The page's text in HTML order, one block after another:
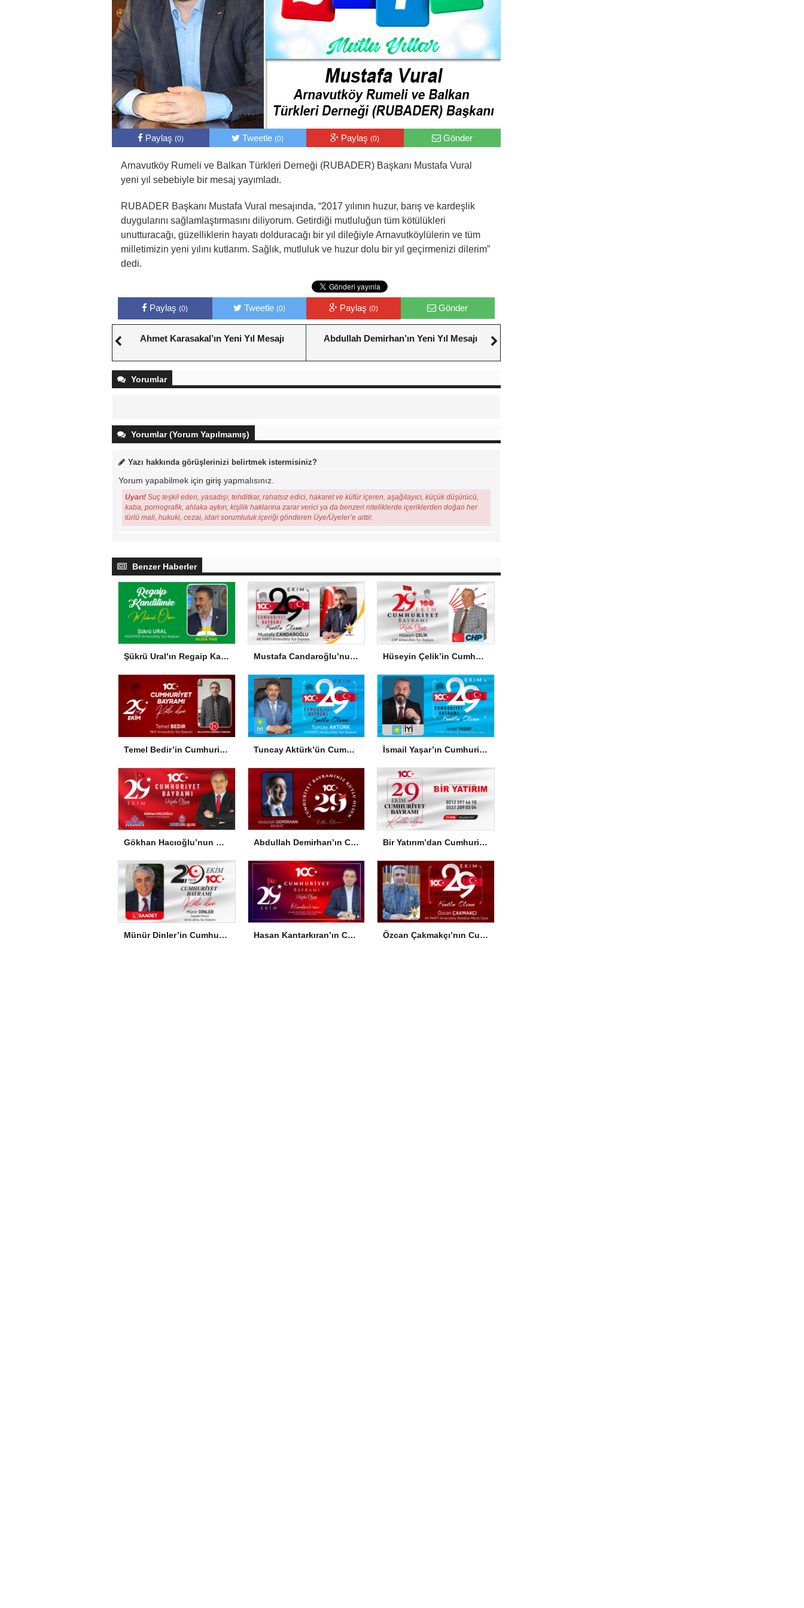
Paylaş (0) Tweetle(0) Paylaş(0) Gönder
Arnavutköy Rumeli ve Balkan Türkleri Derneği (RUBADER) Başkanı Mustafa Vural
yeni yıl sebebiyle bir mesaj yayımladı.
RUBADER Başkanı Mustafa Vural mesajında, “2017 yılının huzur, barış ve kardeşlik
duygularını sağlamlaştırmasını diliyorum. Getirdiği mutluluğun tüm kötülükleri
unutturacağı, güzelliklerin hayatı dolduracağı bir yıl dileğiyle Arnavutköylülerin ve tüm
milletimizin yeni yılını kutlarım. Sağlık, mutluluk ve huzur dolu bir yıl geçirmenizi dilerim”
dedi.
Paylaş(0) Tweetle (0) Paylaş (0) Gönder
Ahmet Karasakal’ın Yeni Yıl Mesajı Abdullah Demirhan’ın Yeni Yıl Mesajı
Yorumlar
Yorumlar (Yorum Yapılmamış)
Yazı hakkında görüşlerinizi belirtmek istermisiniz?
Yorum yapabilmek için giriş yapmalısınız.
Uyarı! Suç teşkil eden, yasadışı, tehditkar, rahatsız edici, hakaret ve küfür içeren, aşağılayıcı, küçük düşürücü,
kaba, pornografik, ahlaka aykırı, kişilik haklarına zarar verici ya da benzeri niteliklerde içeriklerden doğan her
türlü mali, hukuki, cezai, idari sorumluluk içeriği gönderen Üye/Üyeler’e aittir.
Benzer Haberler
Şükrü Ural’ın Regaip Kandili Mesajı Mustafa Candaroğlu’nun Cumhuriyet Bayramı Mesajı Hüseyin Çelik’in Cumhuriyet Bayramı Mesajı
Temel Bedir’in Cumhuriyet Bayramı Mesajı Tuncay Aktürk’ün Cumhuriyet Bayramı Mesajı İsmail Yaşar’ın Cumhuriyet Bayramı Mesajı
Gökhan Hacıoğlu’nun Cumhuriyet Bayramı Mesajı Abdullah Demirhan’ın Cumhuriyet Bayramı Mesajı Bir Yatırım’dan Cumhuriyet Bayramı Mesajı
Münür Dinler’in Cumhuriyet Bayramı Mesajı Hasan Kantarkıran’ın Cumhuriyet Bayramı Mesajı Özcan Çakmakçı’nın Cumhuriyet Bayramı Mesajı